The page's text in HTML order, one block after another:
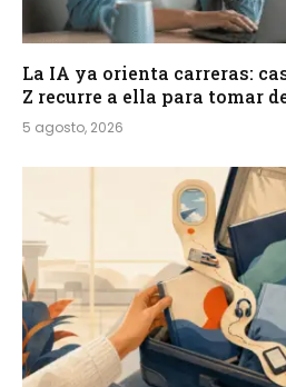
La IA ya orienta carreras:
Z recurre a ella para tomar
5 agosto, 2026